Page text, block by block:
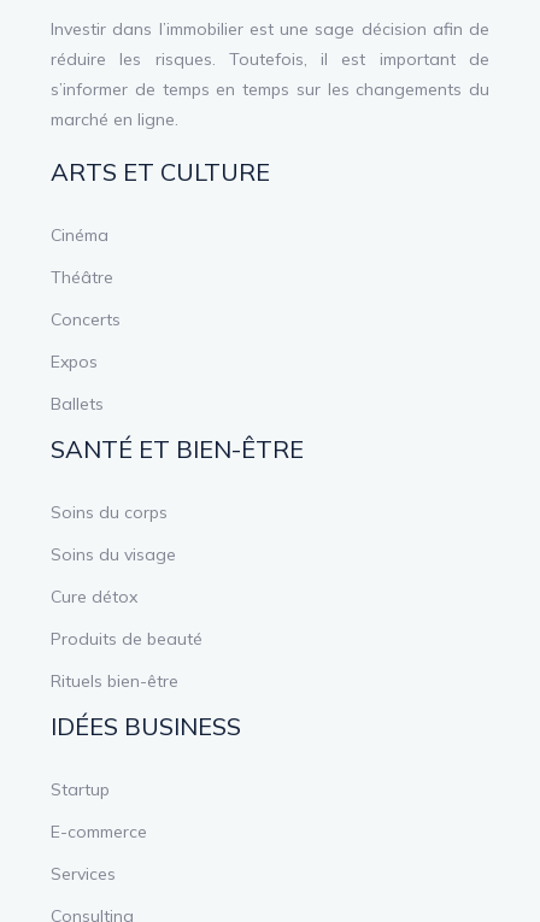
Investir dans l’immobilier est une sage décision afin de
réduire les risques. Toutefois, il est important de
s’informer de temps en temps sur les changements du
marché en ligne.
ARTS ET CULTURE
Cinéma
Théâtre
Concerts
Expos
Ballets
SANTÉ ET BIEN-ÊTRE
Soins du corps
Soins du visage
Cure détox
Produits de beauté
Rituels bien-être
IDÉES BUSINESS
Startup
E-commerce
Services
Consulting